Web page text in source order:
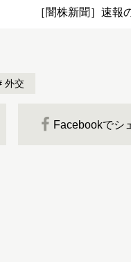
［闇株新聞］速報
外交
Facebookでシ